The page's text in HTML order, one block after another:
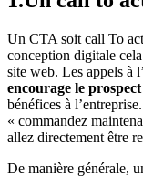
Un CTA soit call To
conception digitale
site web. Les appels à
encourage le
bénéfices à
« commandez
allez directement être
De manière générale,